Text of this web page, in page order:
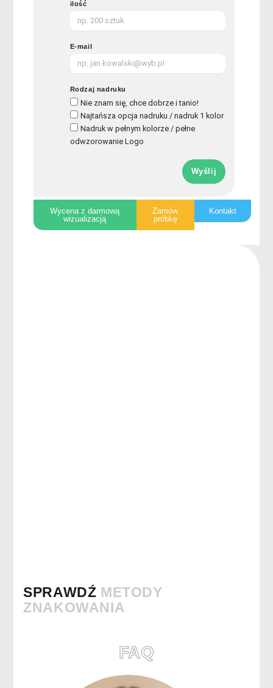
ilość
E-mail
Rodzaj nadruku
Nie znam się, chce dobrze i tanio!
Najtańsza opcja nadruku / nadruk 1 kolor
Nadruk w pełnym kolorze / pełne
odwzorowanie Logo
Wyślij
Wycena z darmową
wizualizacją
Zamów
próbkę
Kontakt
SPRAWDŹ METODY
ZNAKOWANIA
FAQ